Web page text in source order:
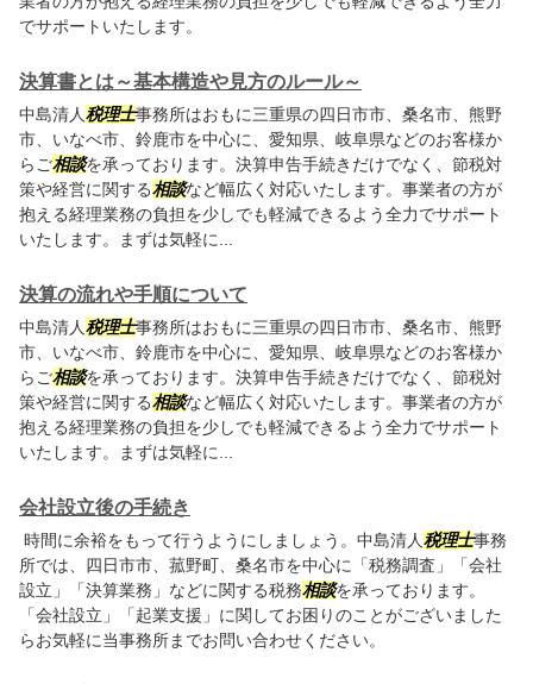
でサポートいたします。
決算書とは～基本構造や見方のルール～
中島清人税理士事務所はおもに三重県の四日市市、桑名市、熊野
市、いなべ市、鈴鹿市を中心に、愛知県、岐阜県などのお客様か
らご相談を承っております。決算申告手続きだけでなく、節税対
策や経営に関する相談など幅広く対応いたします。事業者の方が
抱える経理業務の負担を少しでも軽減できるよう全力でサポート
いたします。まずは気軽に...
決算の流れや手順について
中島清人税理士事務所はおもに三重県の四日市市、桑名市、熊野
市、いなべ市、鈴鹿市を中心に、愛知県、岐阜県などのお客様か
らご相談を承っております。決算申告手続きだけでなく、節税対
策や経営に関する相談など幅広く対応いたします。事業者の方が
抱える経理業務の負担を少しでも軽減できるよう全力でサポート
いたします。まずは気軽に...
会社設立後の手続き
時間に余裕をもって行うようにしましょう。中島清人税理士事務
所では、四日市市、菰野町、桑名市を中心に「税務調査」「会社
設立」「決算業務」などに関する税務相談を承っております。
「会社設立」「起業支援」に関してお困りのことがございました
らお気軽に当事務所までお問い合わせください。